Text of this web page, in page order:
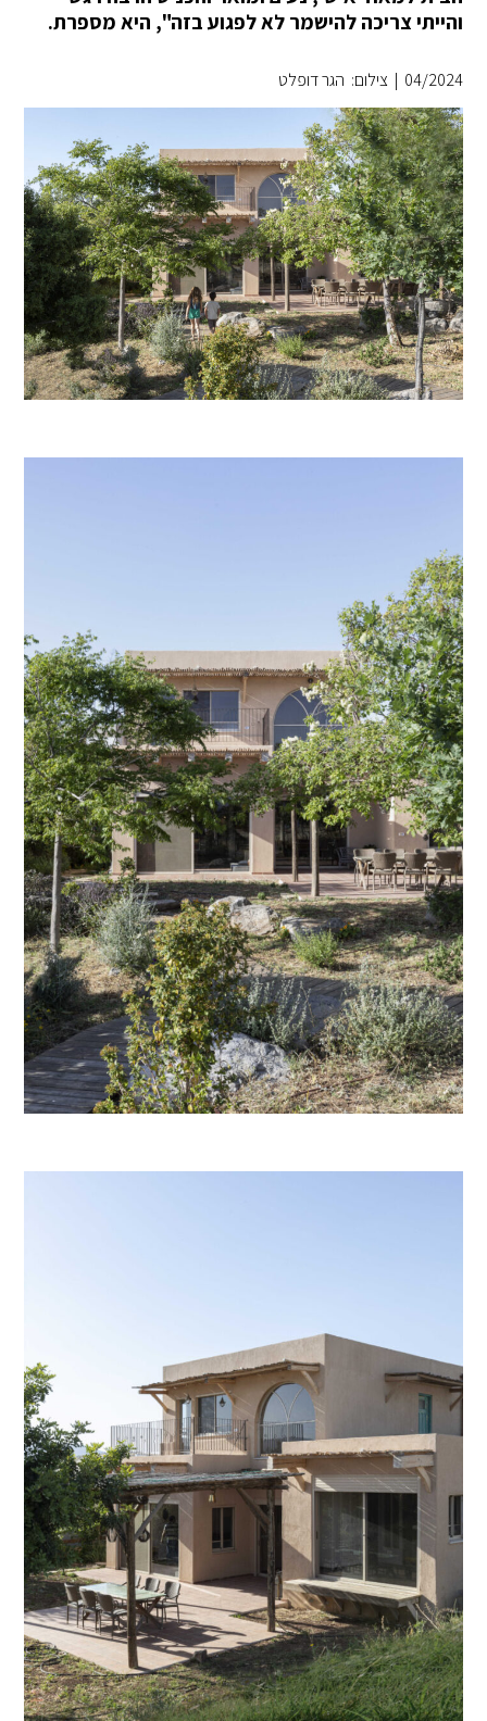
והייתי צריכה להישמר לא לפגוע בזה", היא מספרת.
04/2024
| צילום: הגר דופלט